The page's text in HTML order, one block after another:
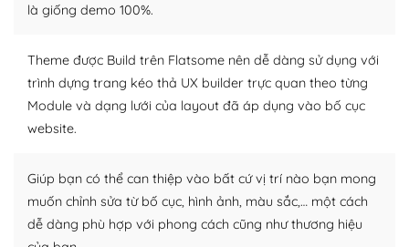
Cộng đồng sử dụng WordPress sẵn sàng hỗ trợ bạn
– Đa dạng plugin và themes
Plugin mở rộng là thành phần cài đặt thêm vào
WordPress để tăng thêm các tính năng cần thiết. Có
nhiều plugin trả phí hoặc miễn phí.
Nhờ lượng người dùng đông đảo, thư viện themes và
plugin của WordPress rất phong phú. Bạn có thể thỏa
thích chọn lựa plugin và themes phù hợp cho mục đích
lập website của mình.
là giống demo 100%.
Theme được Build trên Flatsome nên dễ dàng sử dụng với
trình dựng trang kéo thả UX builder trực quan theo từng
Module và dạng lưới của layout đã áp dụng vào bố cục
website.
Giúp bạn có thể can thiệp vào bất cứ vị trí nào bạn mong
muốn chỉnh sửa từ bố cục, hình ảnh, màu sắc,… một cách
dễ dàng phù hợp với phong cách cũng như thương hiệu